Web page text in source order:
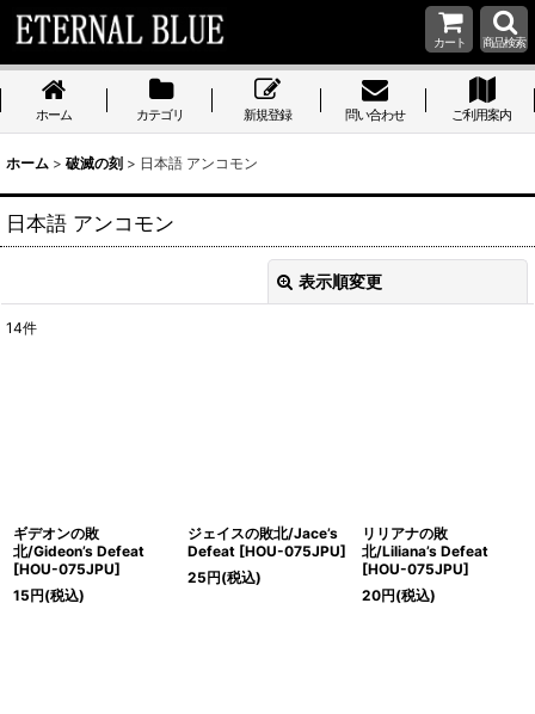
カート 商品検索
ホーム カテゴリ 新規登録 問い合わせ ご利用案内
ホーム > 破滅の刻 > 日本語 アンコモン
日本語 アンコモン
表示順変更
絞り込む
14件
ギデオンの敗
北/Gideon’s Defeat
[HOU-075JPU]
15円(税込)
ジェイスの敗北/Jace’s
Defeat [HOU-075JPU]
25円(税込)
リリアナの敗
北/Liliana’s Defeat
[HOU-075JPU]
20円(税込)